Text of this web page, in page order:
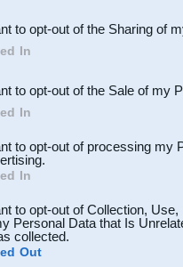
Participants
to opt-out of the Sharing of
In
to opt-out of the Sale of my
In
to opt-out of processing my
In
to opt-out of Collection,
Personal Data that Is
collected.
Out